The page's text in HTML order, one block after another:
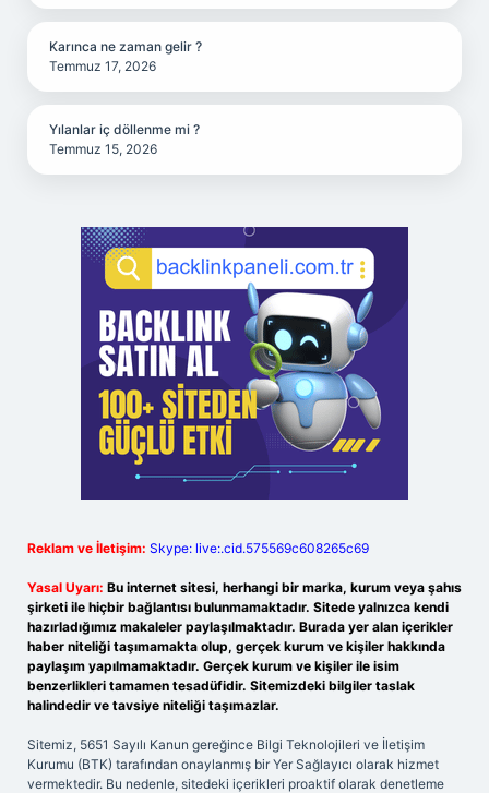
Karınca ne zaman gelir ?
Temmuz 17, 2026
Yılanlar iç döllenme mi ?
Temmuz 15, 2026
Reklam ve İletişim: Skype: live:.cid.575569c608265c69
Yasal Uyarı: Bu internet sitesi, herhangi bir marka, kurum veya şahıs
şirketi ile hiçbir bağlantısı bulunmamaktadır. Sitede yalnızca kendi
hazırladığımız makaleler paylaşılmaktadır. Burada yer alan içerikler
haber niteliği taşımamakta olup, gerçek kurum ve kişiler hakkında
paylaşım yapılmamaktadır. Gerçek kurum ve kişiler ile isim
benzerlikleri tamamen tesadüfidir. Sitemizdeki bilgiler taslak
halindedir ve tavsiye niteliği taşımazlar.
Sitemiz, 5651 Sayılı Kanun gereğince Bilgi Teknolojileri ve İletişim
Kurumu (BTK) tarafından onaylanmış bir Yer Sağlayıcı olarak hizmet
vermektedir. Bu nedenle, sitedeki içerikleri proaktif olarak denetleme